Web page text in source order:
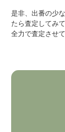
是非、出番の少
たら査定してみ
全力で査定させ